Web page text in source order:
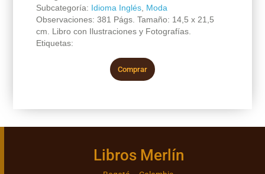
Subcategoría: Idioma Inglés, Moda
Observaciones: 381 Págs. Tamaño: 14,5 x 21,5
cm. Libro con Ilustraciones y Fotografías.
Etiquetas:
Comprar
Libros Merlín